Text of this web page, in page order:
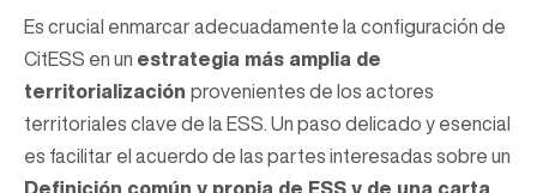
Es crucial enmarcar adecuadamente la configuración de
CitESS en un estrategia más amplia de
territorialización provenientes de los actores
territoriales clave de la ESS. Un paso delicado y esencial
es facilitar el acuerdo de las partes interesadas sobre un
Definición común y propia de ESS y de una carta